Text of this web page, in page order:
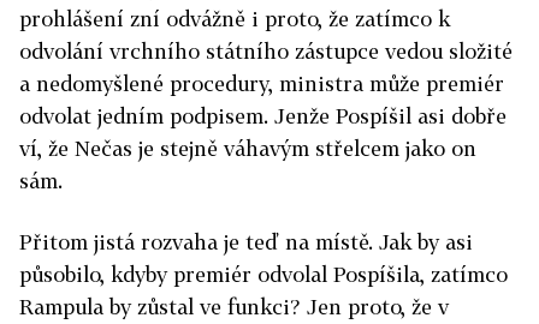
prohlášení zní odvážně i proto, že zatímco k
odvolání vrchního státního zástupce vedou složité
a nedomyšlené procedury, ministra může premiér
odvolat jedním podpisem. Jenže Pospíšil asi dobře
ví, že Nečas je stejně váhavým střelcem jako on
sám.
Přitom jistá rozvaha je teď na místě. Jak by asi
působilo, kdyby premiér odvolal Pospíšila, zatímco
Rampula by zůstal ve funkci? Jen proto, že v